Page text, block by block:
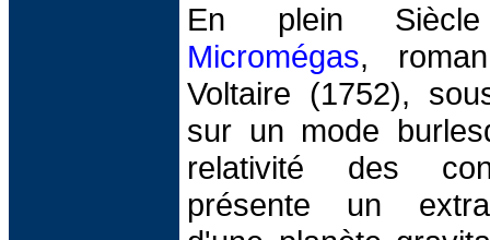
En plein
Micromégas,
Voltaire (1752),
sur un mode
relativité des
présente un